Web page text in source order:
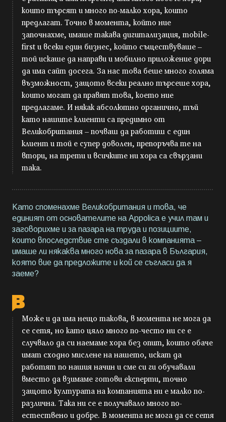
които търсят и много по-малко хора, които
предлагат. Точно в момента, който ние
започнахме, имаше такава дигитализация, mobile-
first и всеки един бизнес, който съществуваше –
той искаше да направи и мобилно приложение дори
да има сайт досега. За нас това беше много голяма
възможност, защото всеки реално търсеше хора,
които могат да правят това, което ние
предлагаме. И някак абсолютно органично, тъй
като нашите клиенти са предимно от
Великобритания – почваш да работиш с един
клиент и той е супер доволен, препоръчва те на
втори, на трети и всичките ни хора са свързани
така.
Като споменахме Великобритания и това, че
единият от основателите на Appolica е учил там и
заговорихме и за пазара на труда и позициите,
които впоследствие сте създали в компанията –
имаше ли някаква много нова за пазара в България,
която вие да предложите и кой се съгласи да я
заеме?
Може и да има нещо такова, в момента не мога да
се сетя, но като цяло много по-често ни се е
случвало да си наемаме хора без опит, които обаче
имат сходно мислене на нашето, искат да
работят по нашия начин и сме си ги обучавали
вместо да взимаме готови експерти, точно
защото културата на компанията ни е малко по-
различна. Така ни се е получавало много по-
естествено и добре. В момента не мога да се сетя